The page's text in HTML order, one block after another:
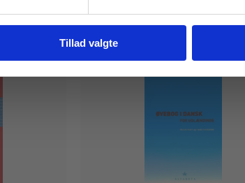
Tillad valgte